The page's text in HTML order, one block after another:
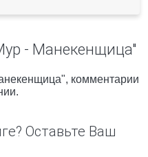
- Манекенщица"
комментарии
Оставьте Ваш